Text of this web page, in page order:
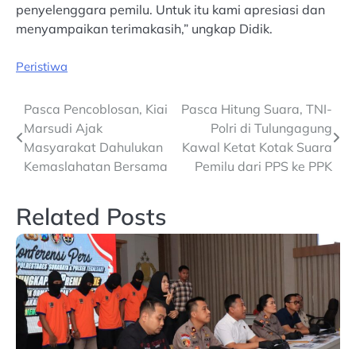
penyelenggara pemilu. Untuk itu kami apresiasi dan
menyampaikan terimakasih,” ungkap Didik.
Peristiwa
Post
navigation
Pasca Pencoblosan, Kiai
Marsudi Ajak
Masyarakat Dahulukan
Kemaslahatan Bersama
Pasca Hitung Suara, TNI-
Polri di Tulungagung
Kawal Ketat Kotak Suara
Pemilu dari PPS ke PPK
Related Posts